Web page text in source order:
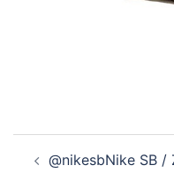
@nikesbNike SB /